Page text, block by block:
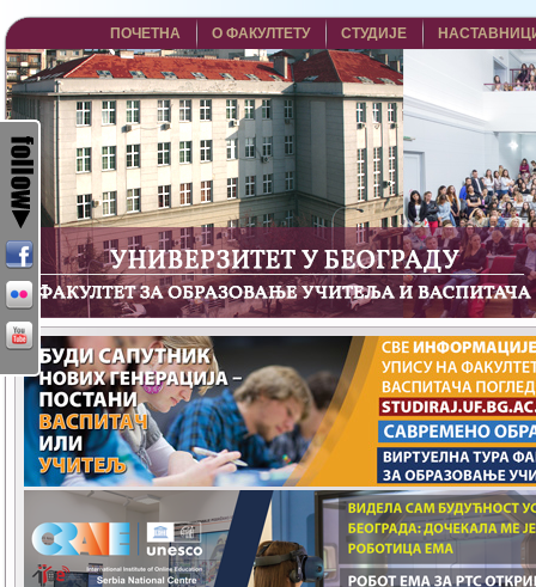
ПОЧЕТНА О ФАКУЛТЕТУ СТУДИЈЕ